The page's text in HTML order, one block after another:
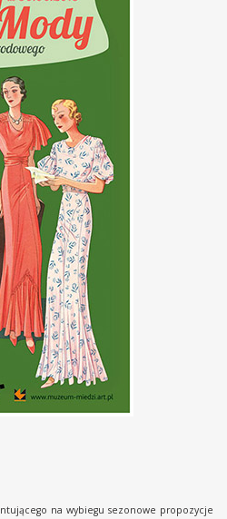
na wybiegu sezonowe propozycje